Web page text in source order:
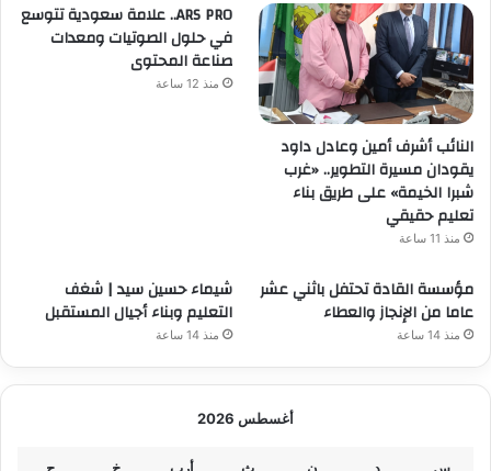
النائب أشرف أمين وعادل داود
يقودان مسيرة التطوير.. «غرب
شبرا الخيمة» على طريق بناء
تعليم حقيقي
منذ 11 ساعة
ARS PRO.. علامة سعودية تتوسع
في حلول الصوتيات ومعدات
صناعة المحتوى
منذ 12 ساعة
مؤسسة القادة تحتفل باثني عشر
عاما من الإنجاز والعطاء
منذ 14 ساعة
شيماء حسين سيد | شغف
التعليم وبناء أجيال المستقبل
منذ 14 ساعة
أغسطس 2026